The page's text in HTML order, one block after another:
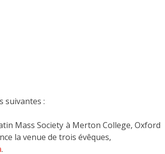
suivantes :
Mass Society à Merton College, Oxford
la venue de trois évêques,
.